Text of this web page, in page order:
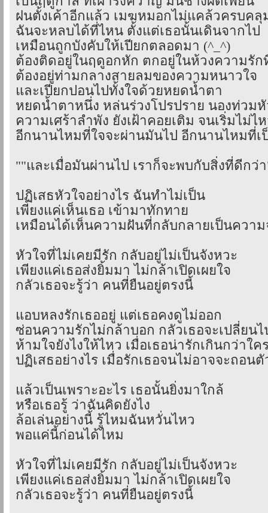
ฝนตั้งเค้าอีกแล้ว เมฆหมอกไม่แคล้วครบคลุ
ฉันจะหลบได้ที่ไหน ตั้งแต่เธอนั้นเดินจากไป
เหมือนถูกบังคับให้เปียกตลอดมา (^_^)
ต้องติดอยู่ในฤดูอกหัก ตกอยู่ในห้วงความรัก
ต้องอยู่ท่ามกลางสายลมของความหนาวใจ
และเปียกปอนไปทั้งใจด้วยหยดน้ำตา
หยดน้ำตาหนึ่ง หล่นร่วงโปรปราย นองท่วมหั
ความเศร้าลำพัง ยังเฝ้าคอยเติม จนเริ่มไม่ไ
อีกนานไหมที่ใจจะผ่านมันไป อีกนานไหมที่เ
""และเมื่อมันผ่านไป เราก็จะพบกับสิ่งที่ดีกว่
ปฏิเสธหัวใจอย่างไร ฉันทำไม่เป็น
เพียงแค่เห็นเธอ เข้ามาทักทาย
เหมือนได้เห็นความฝันที่กลับกลายเป็นความ
หัวใจที่ไม่เคยมีรัก กลับอยู่ไม่เป็นจังหวะ
เพียงแค่เธอส่งยิ้มมา ไม่กล้าเปิดเผยใจ
กลัวเธอจะรู้ว่า คนที่ยืนอยู่ตรงนี้
แอบหลงรักเธออยู่ แต่เธอคงดูไม่ออก
ซ่อนความรักไม่กล้าบอก กลัวเธอจะเปลี่ยนไ
ห้ามใจยังไงให้ไหว เมื่อเธอน่ารักเกินกว่าใค
ปฏิเสธอย่างไร เมื่อรักเธอจนไม่อาจจะถอนตั
แล้วเป็นเพราะอะไร เธอนั้นยิ่งมาใกล้
หรือเธอรู้ ว่าฉันคิดยังไง
ล้อเล่นอย่างนี้ รู้ไหมฉันหวั่นไหว
พอแค่นี้ก่อนได้ไหม
หัวใจที่ไม่เคยมีรัก กลับอยู่ไม่เป็นจังหวะ
เพียงแค่เธอส่งยิ้มมา ไม่กล้าเปิดเผยใจ
กลัวเธอจะรู้ว่า คนที่ยืนอยู่ตรงนี้